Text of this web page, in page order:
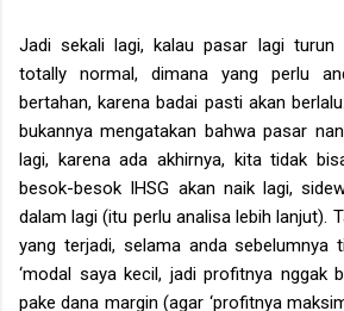
Jadi sekali lagi, kalau pasar lagi turun
totally normal, dimana yang perlu
bertahan, karena badai pasti akan
bukannya mengatakan bahwa pasar
lagi, karena ada akhirnya, kita tidak
besok-besok IHSG akan naik lagi,
dalam lagi (itu perlu analisa lebih lanjut).
yang terjadi, selama anda sebelumnya
‘modal saya kecil, jadi profitnya nggak
pake dana margin (agar ‘profitnya